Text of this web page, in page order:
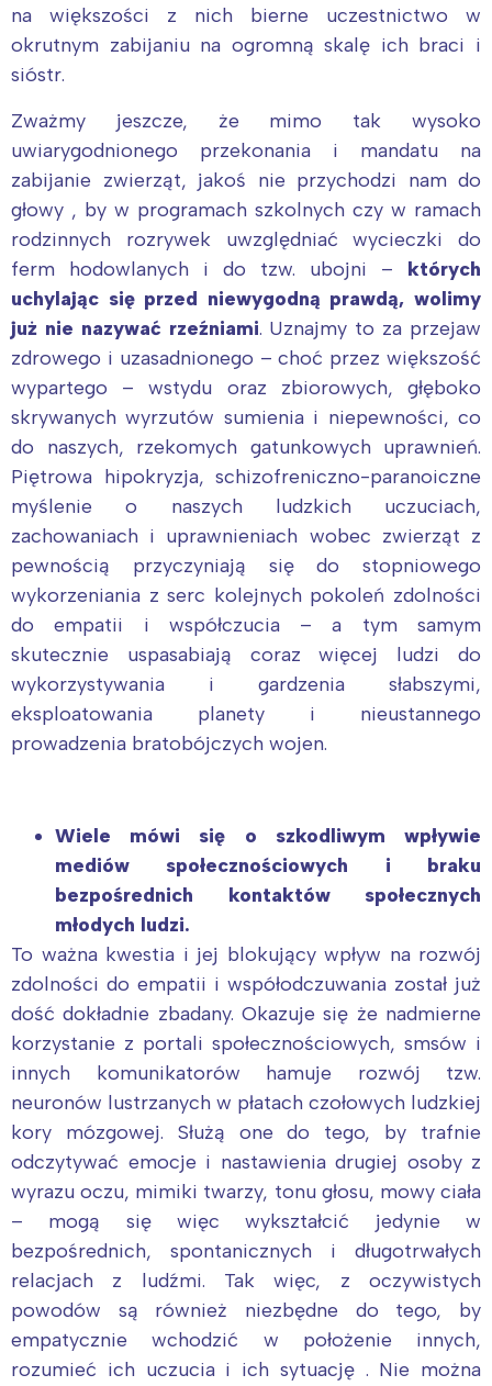
na większości z nich bierne uczestnictwo w
okrutnym zabijaniu na ogromną skalę ich braci i
sióstr.
Zważmy jeszcze, że mimo tak wysoko
uwiarygodnionego przekonania i mandatu na
zabijanie zwierząt, jakoś nie przychodzi nam do
głowy , by w programach szkolnych czy w ramach
rodzinnych rozrywek uwzględniać wycieczki do
ferm hodowlanych i do tzw. ubojni – których
uchylając się przed niewygodną prawdą, wolimy
już nie nazywać rzeźniami. Uznajmy to za przejaw
zdrowego i uzasadnionego – choć przez większość
wypartego – wstydu oraz zbiorowych, głęboko
skrywanych wyrzutów sumienia i niepewności, co
do naszych, rzekomych gatunkowych uprawnień.
Piętrowa hipokryzja, schizofreniczno-paranoiczne
myślenie o naszych ludzkich uczuciach,
zachowaniach i uprawnieniach wobec zwierząt z
pewnością przyczyniają się do stopniowego
wykorzeniania z serc kolejnych pokoleń zdolności
do empatii i współczucia – a tym samym
skutecznie uspasabiają coraz więcej ludzi do
wykorzystywania i gardzenia słabszymi,
eksploatowania planety i nieustannego
prowadzenia bratobójczych wojen.
Wiele mówi się o szkodliwym wpływie
mediów społecznościowych i braku
bezpośrednich kontaktów społecznych
młodych ludzi.
To ważna kwestia i jej blokujący wpływ na rozwój
zdolności do empatii i współodczuwania został już
dość dokładnie zbadany. Okazuje się że nadmierne
korzystanie z portali społecznościowych, smsów i
innych komunikatorów hamuje rozwój tzw.
neuronów lustrzanych w płatach czołowych ludzkiej
kory mózgowej. Służą one do tego, by trafnie
odczytywać emocje i nastawienia drugiej osoby z
wyrazu oczu, mimiki twarzy, tonu głosu, mowy ciała
– mogą się więc wykształcić jedynie w
bezpośrednich, spontanicznych i długotrwałych
relacjach z ludźmi. Tak więc, z oczywistych
powodów są również niezbędne do tego, by
empatycznie wchodzić w położenie innych,
rozumieć ich uczucia i ich sytuację . Nie można